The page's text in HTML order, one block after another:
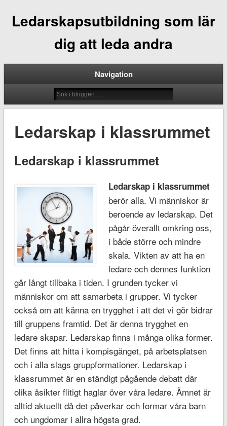
Ledarskapsutbildning som lär
dig att leda andra
Navigation
Ledarskap i klassrummet
Ledarskap i klassrummet
Ledarskap i klassrummet
berör alla. Vi människor är
beroende av ledarskap. Det
pågår överallt omkring oss,
i både större och mindre
skala. Vikten av att ha en
ledare och dennes funktion
går långt tillbaka i tiden. I grunden tycker vi
människor om att samarbeta i grupper. Vi tycker
också om att känna en trygghet i att det vi gör bidrar
till gruppens framtid. Det är denna trygghet en
ledare skapar. Ledarskap finns i många olika former.
Det finns att hitta i kompisgänget, på arbetsplatsen
och i alla slags gruppformationer. Ledarskap i
klassrummet är en ständigt pågående debatt där
olika åsikter flitigt haglar över våra ledare. Ämnet är
alltid aktuellt då det påverkar och formar våra barn
och ungdomar i allra högsta grad.